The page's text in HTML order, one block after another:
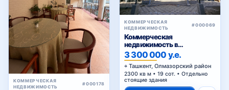
КОММЕРЧЕСКАЯ
НЕДВИЖИМОСТЬ
#000178
КОММЕРЧЕСКАЯ
НЕДВИЖИМОСТЬ
#000069
Коммерческая
недвижимость в
Алмазарском р-н 19 соток с
застройкой 2300 м²
3 300 000 у.е.
Ташкент, Олмазорский район
2300 кв м • 19 сот. • Отдельно
стоящие здания